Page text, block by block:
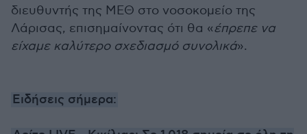
διευθυντής της ΜΕΘ στο νοσοκομείο της
Λάρισας, επισημαίνοντας ότι θα «έπρεπε να
είχαμε καλύτερο σχεδιασμό συνολικά».
Ειδήσεις σήμερα: